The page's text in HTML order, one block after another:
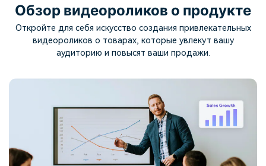
Обзор видеороликов о продукте
Откройте для себя искусство создания привлекательных
видеороликов о товарах, которые увлекут вашу
аудиторию и повысят ваши продажи.